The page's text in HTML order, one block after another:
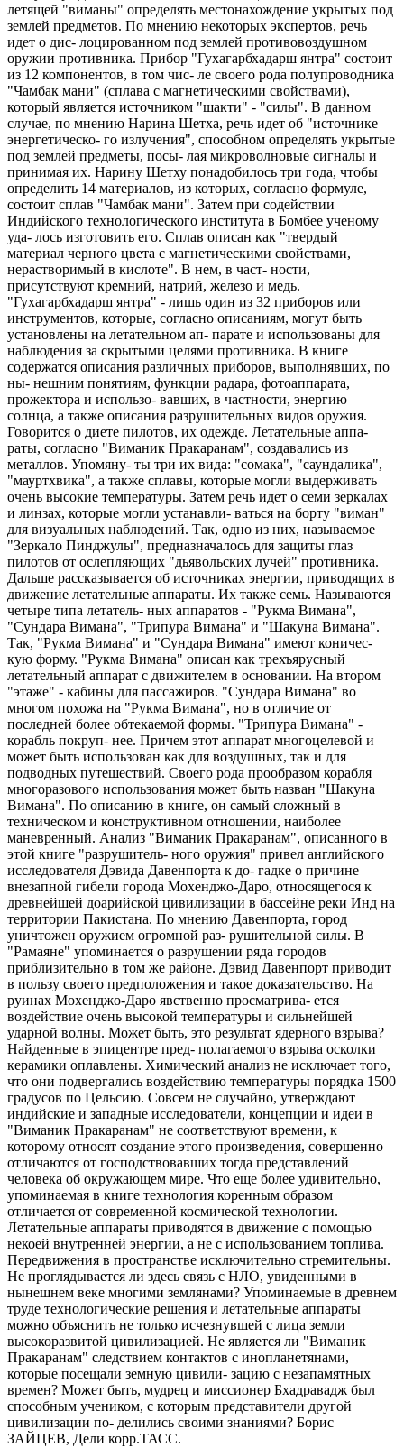
летящей "виманы" определять местонахождение укрытых под
землей предметов. По мнению некоторых экспертов, речь
идет о дис- лоцированном под землей противовоздушном
оружии противника. Прибор "Гухагарбхадарш янтра" состоит
из 12 компонентов, в том чис- ле своего рода полупроводника
"Чамбак мани" (сплава с магнетическими свойствами),
который является источником "шакти" - "силы". В данном
случае, по мнению Нарина Шетха, речь идет об "источнике
энергетическо- го излучения", способном определять укрытые
под землей предметы, посы- лая микроволновые сигналы и
принимая их. Нарину Шетху понадобилось три года, чтобы
определить 14 материалов, из которых, согласно формуле,
состоит сплав "Чамбак мани". Затем при содействии
Индийского технологического института в Бомбее ученому
уда- лось изготовить его. Сплав описан как "твердый
материал черного цвета с магнетическими свойствами,
нерастворимый в кислоте". В нем, в част- ности,
присутствуют кремний, натрий, железо и медь.
"Гухагарбхадарш янтра" - лишь один из 32 приборов или
инструментов, которые, согласно описаниям, могут быть
установлены на летательном ап- парате и использованы для
наблюдения за скрытыми целями противника. В книге
содержатся описания различных приборов, выполнявших, по
ны- нешним понятиям, функции радара, фотоаппарата,
прожектора и использо- вавших, в частности, энергию
солнца, а также описания разрушительных видов оружия.
Говорится о диете пилотов, их одежде. Летательные аппа-
раты, согласно "Виманик Пракаранам", создавались из
металлов. Упомяну- ты три их вида: "сомака", "саундалика",
"мауртхвика", а также сплавы, которые могли выдерживать
очень высокие температуры. Затем речь идет о семи зеркалах
и линзах, которые могли устанавли- ваться на борту "виман"
для визуальных наблюдений. Так, одно из них, называемое
"Зеркало Пинджулы", предназначалось для защиты глаз
пилотов от ослепляющих "дьявольских лучей" противника.
Дальше рассказывается об источниках энергии, приводящих в
движение летательные аппараты. Их также семь. Называются
четыре типа летатель- ных аппаратов - "Рукма Вимана",
"Сундара Вимана", "Трипура Вимана" и "Шакуна Вимана".
Так, "Рукма Вимана" и "Сундара Вимана" имеют коничес-
кую форму. "Рукма Вимана" описан как трехъярусный
летательный аппарат с движителем в основании. На втором
"этаже" - кабины для пассажиров. "Сундара Вимана" во
многом похожа на "Рукма Вимана", но в отличие от
последней более обтекаемой формы. "Трипура Вимана" -
корабль покруп- нее. Причем этот аппарат многоцелевой и
может быть использован как для воздушных, так и для
подводных путешествий. Своего рода прообразом корабля
многоразового использования может быть назван "Шакуна
Вимана". По описанию в книге, он самый сложный в
техническом и конструктивном отношении, наиболее
маневренный. Анализ "Виманик Пракаранам", описанного в
этой книге "разрушитель- ного оружия" привел английского
исследователя Дэвида Давенпорта к до- гадке о причине
внезапной гибели города Мохенджо-Даро, относящегося к
древнейшей доарийской цивилизации в бассейне реки Инд на
территории Пакистана. По мнению Давенпорта, город
уничтожен оружием огромной раз- рушительной силы. В
"Рамаяне" упоминается о разрушении ряда городов
приблизительно в том же районе. Дэвид Давенпорт приводит
в пользу своего предположения и такое доказательство. На
руинах Мохенджо-Даро явственно просматрива- ется
воздействие очень высокой температуры и сильнейшей
ударной волны. Может быть, это результат ядерного взрыва?
Найденные в эпицентре пред- полагаемого взрыва осколки
керамики оплавлены. Химический анализ не исключает того,
что они подвергались воздействию температуры порядка 1500
градусов по Цельсию. Совсем не случайно, утверждают
индийские и западные исследователи, концепции и идеи в
"Виманик Пракаранам" не соответствуют времени, к
которому относят создание этого произведения, совершенно
отличаются от господствовавших тогда представлений
человека об окружающем мире. Что еще более удивительно,
упоминаемая в книге технология коренным образом
отличается от современной космической технологии.
Летательные аппараты приводятся в движение с помощью
некоей внутренней энергии, а не с использованием топлива.
Передвижения в пространстве исключительно стремительны.
Не проглядывается ли здесь связь с НЛО, увиденными в
нынешнем веке многими землянами? Упоминаемые в древнем
труде технологические решения и летательные аппараты
можно объяснить не только исчезнувшей с лица земли
высокоразвитой цивилизацией. Не является ли "Виманик
Пракаранам" следствием контактов с инопланетянами,
которые посещали земную цивили- зацию с незапамятных
времен? Может быть, мудрец и миссионер Бхадравадж был
способным учеником, с которым представители другой
цивилизации по- делились своими знаниями? Борис
ЗАЙЦЕВ, Дели корр.ТАСС.